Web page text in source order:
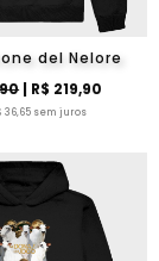
del Nelore
| R$ 219,90
36,65 sem juros